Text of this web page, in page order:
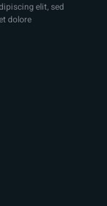
elit, sed
dolore